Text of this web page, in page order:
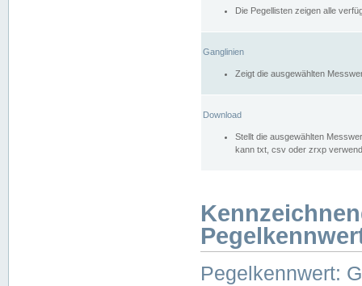
Die Pegellisten zeigen alle
Ganglinien
Zeigt die ausgewählten
Download
Stellt die ausgewählten
kann txt, csv oder zrxp
Pegelkennwert: